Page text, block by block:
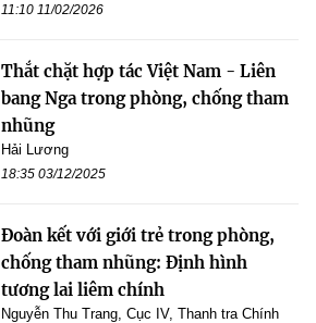
11:10 11/02/2026
Thắt chặt hợp tác Việt Nam - Liên
bang Nga trong phòng, chống tham
nhũng
Hải Lương
18:35 03/12/2025
Đoàn kết với giới trẻ trong phòng,
chống tham nhũng: Định hình
tương lai liêm chính
Nguyễn Thu Trang, Cục IV, Thanh tra Chính